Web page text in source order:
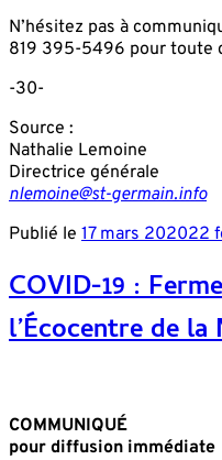
N’hésitez pas à
819 395-5496 pour toute
-30-
Source :
Nathalie Lemoine
Directrice générale
nlemoine@st-germain.info
Publié le 17 mars 202022
COVID-19 :
l’Écocentre de
COMMUNIQUÉ
pour diffusion immédiate